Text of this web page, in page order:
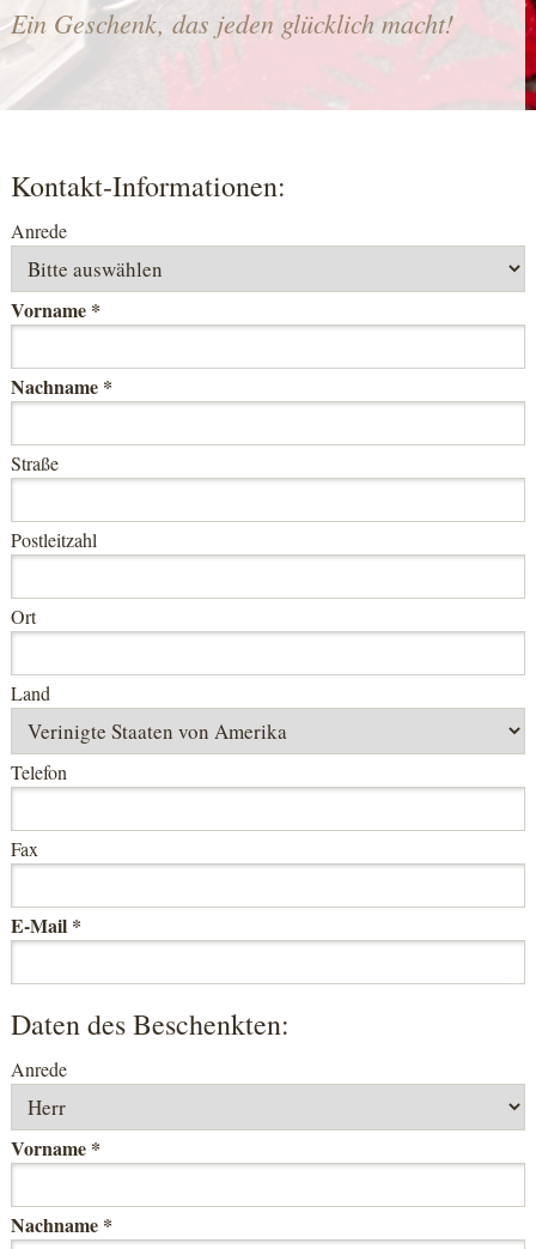
Ein Geschenk, das jeden glücklich macht!
Kontakt-Informationen:
Anrede
Vorname *
Nachname *
Straße
Postleitzahl
Ort
Land
Telefon
Fax
E-Mail *
Daten des Beschenkten:
Anrede
Vorname *
Nachname *